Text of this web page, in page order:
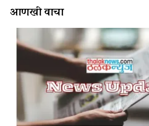
आणखी वाचा